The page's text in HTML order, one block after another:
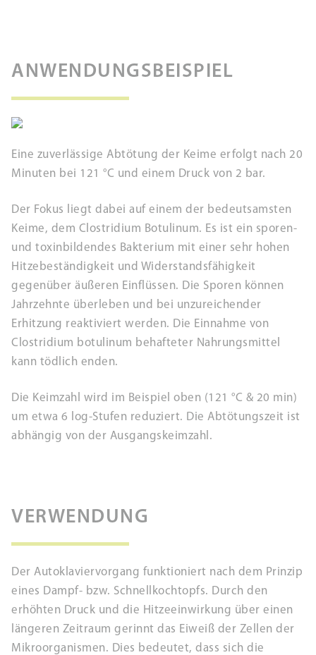
ANWENDUNGSBEISPIEL
Eine zuverlässige Abtötung der Keime erfolgt nach 20
Minuten bei 121 °C und einem Druck von 2 bar.
Der Fokus liegt dabei auf einem der bedeutsamsten
Keime, dem Clostridium Botulinum. Es ist ein sporen-
und toxinbildendes Bakterium mit einer sehr hohen
Hitzebeständigkeit und Widerstandsfähigkeit
gegenüber äußeren Einflüssen. Die Sporen können
Jahrzehnte überleben und bei unzureichender
Erhitzung reaktiviert werden. Die Einnahme von
Clostridium botulinum behafteter Nahrungsmittel
kann tödlich enden.
Die Keimzahl wird im Beispiel oben (121 °C & 20 min)
um etwa 6 log-Stufen reduziert. Die Abtötungszeit ist
abhängig von der Ausgangskeimzahl.
VERWENDUNG
Der Autoklaviervorgang funktioniert nach dem Prinzip
eines Dampf- bzw. Schnellkochtopfs. Durch den
erhöhten Druck und die Hitzeeinwirkung über einen
längeren Zeitraum gerinnt das Eiweiß der Zellen der
Mikroorganismen. Dies bedeutet, dass sich die